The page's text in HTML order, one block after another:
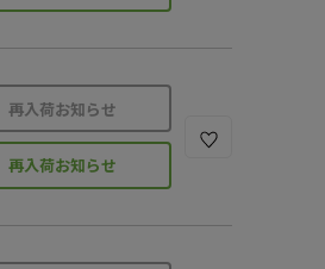
再入荷お知らせ
再入荷お知らせ